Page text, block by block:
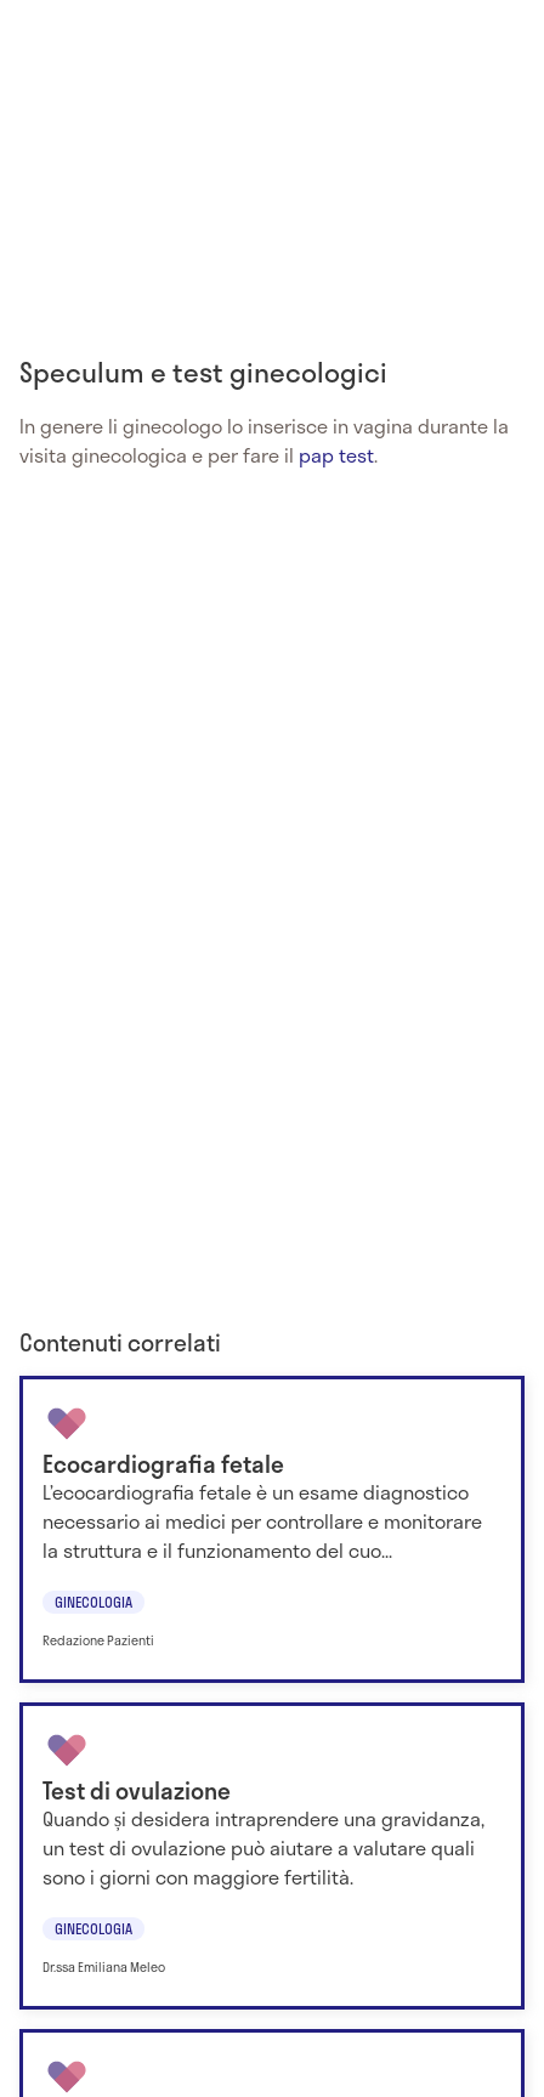
Speculum e test ginecologici
In genere li ginecologo lo inserisce in vagina durante la
visita ginecologica e per fare il pap test.
Contenuti correlati
Ecocardiografia fetale
L’ecocardiografia fetale è un esame diagnostico
necessario ai medici per controllare e monitorare
la struttura e il funzionamento del cuo...
GINECOLOGIA
Redazione Pazienti
Test di ovulazione
Quando și desidera intraprendere una gravidanza,
un test di ovulazione può aiutare a valutare quali
sono i giorni con maggiore fertilità.
GINECOLOGIA
Dr.ssa Emiliana Meleo